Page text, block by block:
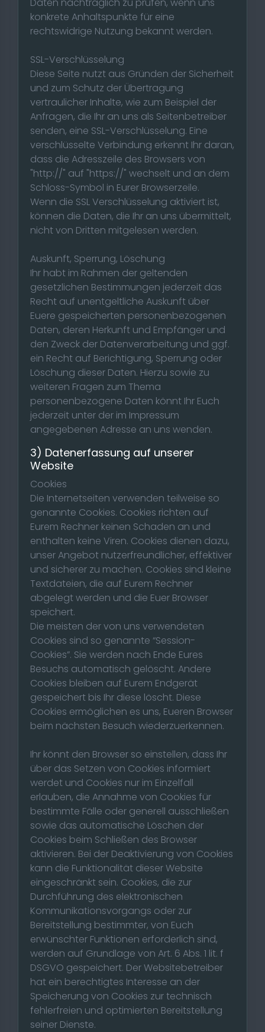
konkrete Anhaltspunkte für eine
rechtswidrige Nutzung bekannt werden.
SSL-Verschlüsselung
Diese Seite nutzt aus Gründen der Sicherheit
und zum Schutz der Übertragung
vertraulicher Inhalte, wie zum Beispiel der
Anfragen, die Ihr an uns als Seitenbetreiber
senden, eine SSL-Verschlüsselung. Eine
verschlüsselte Verbindung erkennt Ihr daran,
dass die Adresszeile des Browsers von
"http://" auf "https://" wechselt und an dem
Schloss-Symbol in Eurer Browserzeile.
Wenn die SSL Verschlüsselung aktiviert ist,
können die Daten, die Ihr an uns übermittelt,
nicht von Dritten mitgelesen werden.
Auskunft, Sperrung, Löschung
Ihr habt im Rahmen der geltenden
gesetzlichen Bestimmungen jederzeit das
Recht auf unentgeltliche Auskunft über
Euere gespeicherten personenbezogenen
Daten, deren Herkunft und Empfänger und
den Zweck der Datenverarbeitung und ggf.
ein Recht auf Berichtigung, Sperrung oder
Löschung dieser Daten. Hierzu sowie zu
weiteren Fragen zum Thema
personenbezogene Daten könnt Ihr Euch
jederzeit unter der im Impressum
angegebenen Adresse an uns wenden.
3) Datenerfassung auf unserer
Website
Cookies
Die Internetseiten verwenden teilweise so
genannte Cookies. Cookies richten auf
Eurem Rechner keinen Schaden an und
enthalten keine Viren. Cookies dienen dazu,
unser Angebot nutzerfreundlicher, effektiver
und sicherer zu machen. Cookies sind kleine
Textdateien, die auf Eurem Rechner
abgelegt werden und die Euer Browser
speichert.
Die meisten der von uns verwendeten
Cookies sind so genannte “Session-
Cookies”. Sie werden nach Ende Eures
Besuchs automatisch gelöscht. Andere
Cookies bleiben auf Eurem Endgerät
gespeichert bis Ihr diese löscht. Diese
Cookies ermöglichen es uns, Eueren Browser
beim nächsten Besuch wiederzuerkennen.
Ihr könnt den Browser so einstellen, dass Ihr
über das Setzen von Cookies informiert
werdet und Cookies nur im Einzelfall
erlauben, die Annahme von Cookies für
bestimmte Fälle oder generell ausschließen
sowie das automatische Löschen der
Cookies beim Schließen des Browser
aktivieren. Bei der Deaktivierung von Cookies
kann die Funktionalität dieser Website
eingeschränkt sein. Cookies, die zur
Durchführung des elektronischen
Kommunikationsvorgangs oder zur
Bereitstellung bestimmter, von Euch
erwünschter Funktionen erforderlich sind,
werden auf Grundlage von Art. 6 Abs. 1 lit. f
DSGVO gespeichert. Der Websitebetreiber
hat ein berechtigtes Interesse an der
Speicherung von Cookies zur technisch
fehlerfreien und optimierten Bereitstellung
seiner Dienste.